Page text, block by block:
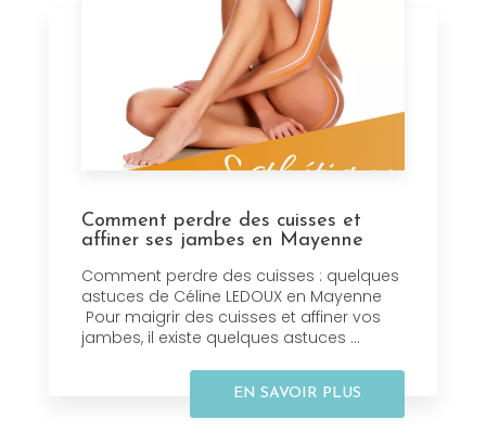
Comment perdre des cuisses et
affiner ses jambes en Mayenne
Comment perdre des cuisses : quelques
astuces de Céline LEDOUX en Mayenne
Pour maigrir des cuisses et affiner vos
jambes, il existe quelques astuces ...
EN SAVOIR PLUS